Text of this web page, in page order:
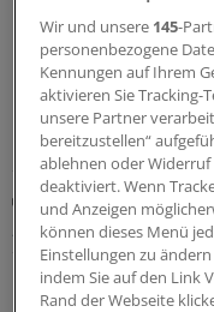
LESEN SIE AUCH
Kolumne
Frühe Ausbeutung
Da es sich beim PJ
Wir und unsere 145-
personenbezogene
Kennungen auf Ihrem
aktivieren Sie Tracking-
unsere Partner
bereitzustellen“
ablehnen oder
deaktiviert. Wenn
und Anzeigen
können dieses Menü
Einstellungen zu
indem Sie auf den Link
Rand der Webseite